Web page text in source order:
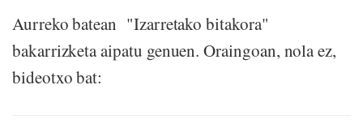
Aurreko batean "Izarretako bitakora"
bakarrizketa aipatu genuen. Oraingoan, nola ez,
bideotxo bat: